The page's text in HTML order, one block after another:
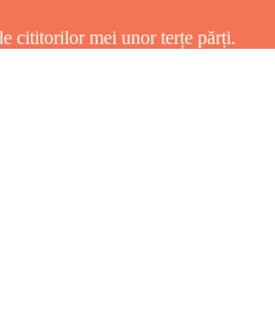
cititorilor mei unor terțe părți.